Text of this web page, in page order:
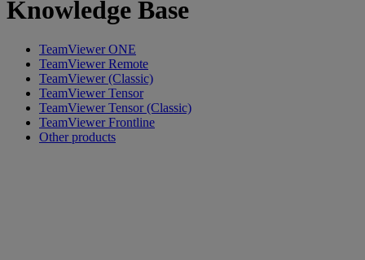
Knowledge Base
TeamViewer ONE
TeamViewer Remote
TeamViewer (Classic)
TeamViewer Tensor
TeamViewer Tensor (Classic)
TeamViewer Frontline
Other products